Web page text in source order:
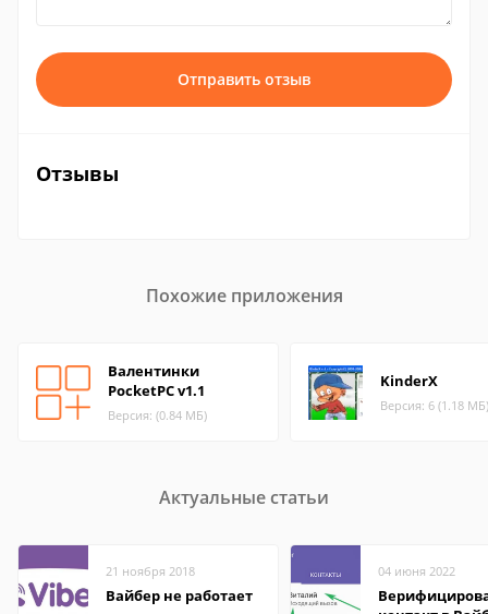
Отправить отзыв
Отзывы
Похожие приложения
Валентинки
PocketPC v1.1
Версия: (0.84 МБ)
KinderX
Версия: 6 (1.18 МБ)
Актуальные статьи
21 ноября 2018
Вайбер не работает
04 июня 2022